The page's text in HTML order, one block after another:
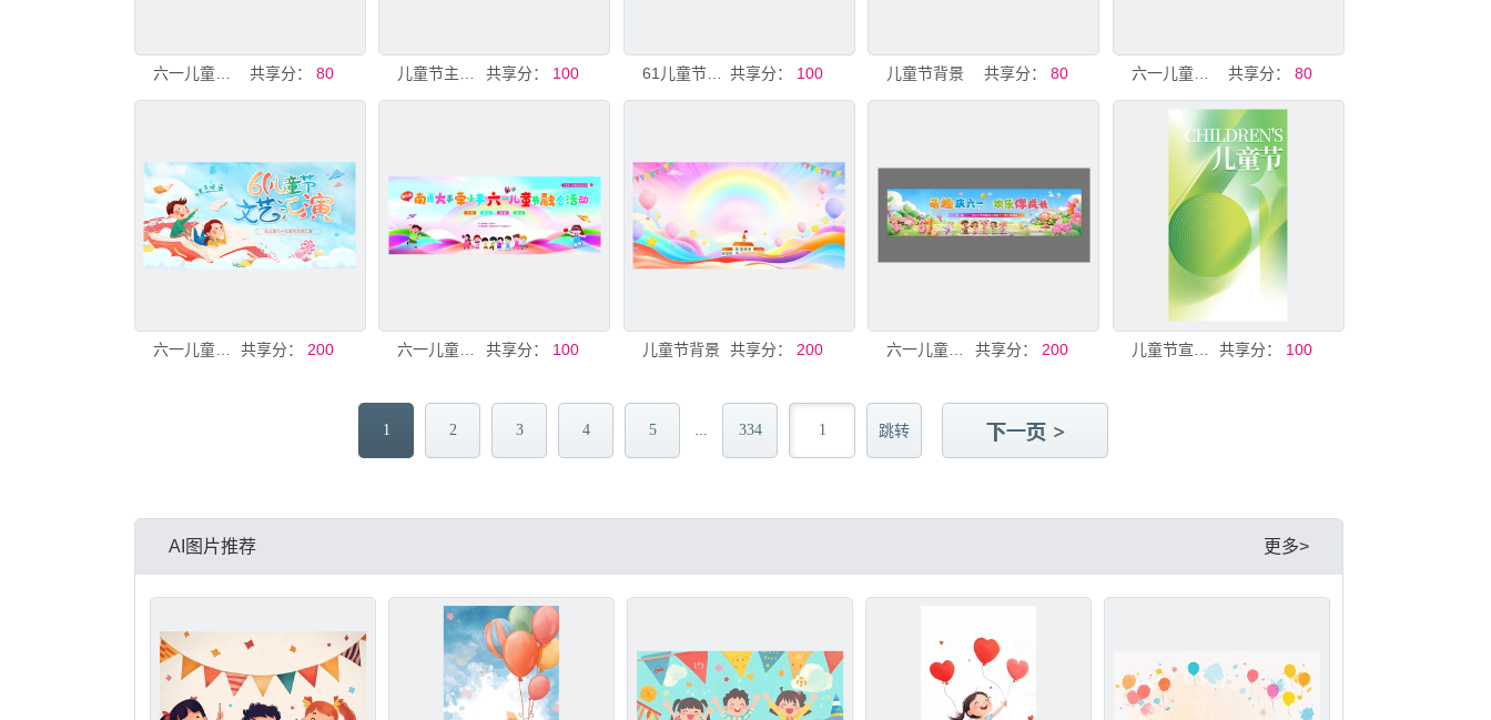
六一儿童节演出背景 共享分：80 共享分： 100 61儿童节背景板 共享分： 100 儿童节背景 共享分： 80 六一儿童节展板舞台晚会背景 共享分： 80
六一儿童节汇演背景 共享分： 200 共享分： 100 儿童节背景 共享分： 200 共享分： 200 共享分： 100
1 2 3 4 5 … 334
AI图片推荐 更多>